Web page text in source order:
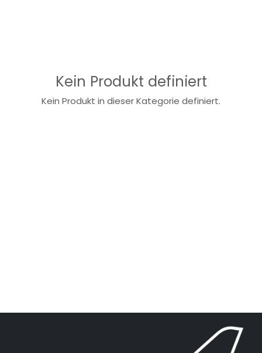
Kein Produkt definiert
Kein Produkt in dieser Kategorie definiert.